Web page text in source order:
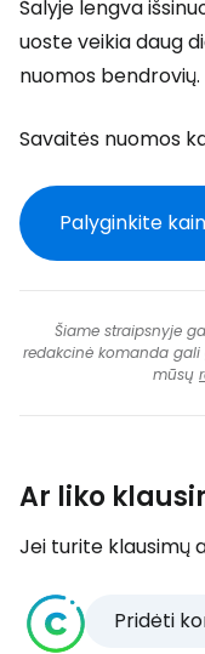
Šalyje lengva
uoste veikia daug
nuomos bendrovių.
Savaitės nuomos
Palyginkite
Šiame straipsnyje
redakcinė komanda gali
mūsų
Ar liko
Jei turite klausimų
Pridėti